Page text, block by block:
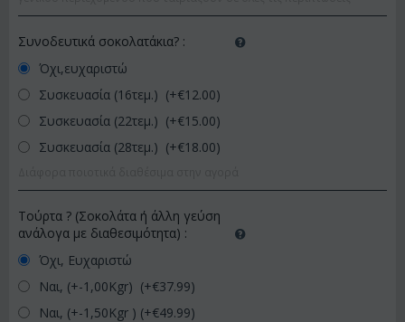
Συνοδευτικά σοκολατάκια? :
Όχι,ευχαριστώ
Συσκευασία (16τεμ.) (+€12.00)
Συσκευασία (22τεμ.) (+€15.00)
Συσκευασία (28τεμ.) (+€18.00)
Τούρτα ? (Σοκολάτα ή άλλη γεύση
ανάλογα με διαθεσιμότητα) :
Όχι, Ευχαριστώ
Ναι, (+-1,00Kgr) (+€37.99)
Ναι, (+-1,50Kgr ) (+€49.99)